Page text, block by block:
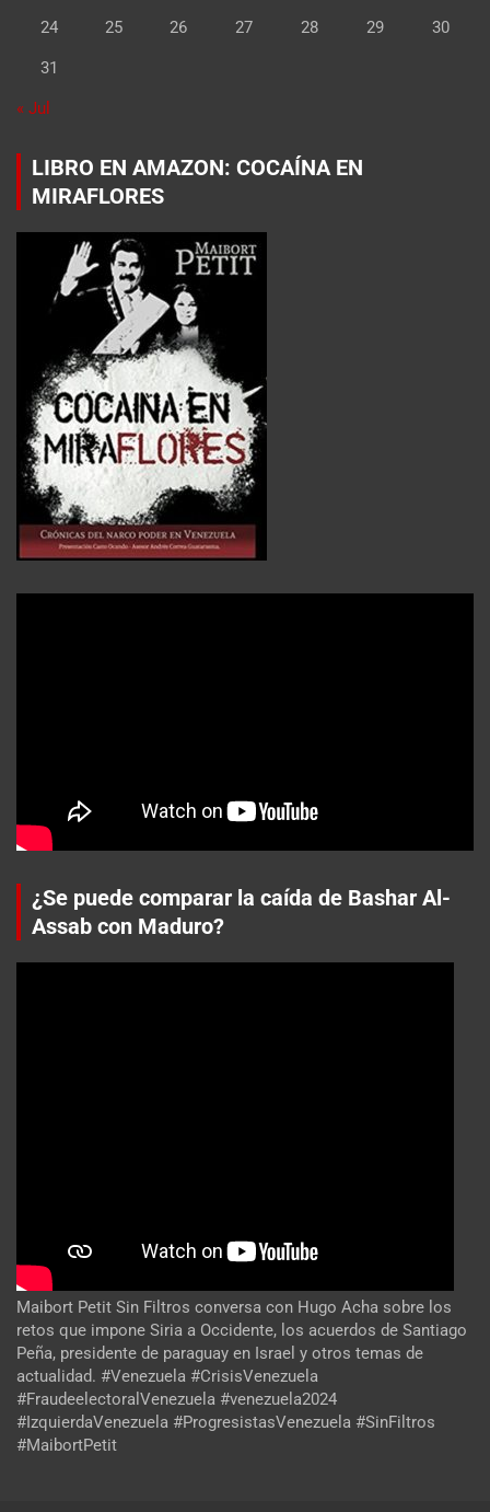
24 25 26 27 28 29 30
31
« Jul
LIBRO EN AMAZON: COCAÍNA EN
MIRAFLORES
¿Se puede comparar la caída de Bashar Al-
Assab con Maduro?
Maibort Petit Sin Filtros conversa con Hugo Acha sobre los
retos que impone Siria a Occidente, los acuerdos de Santiago
Peña, presidente de paraguay en Israel y otros temas de
actualidad. #Venezuela #CrisisVenezuela
#FraudeelectoralVenezuela #venezuela2024
#IzquierdaVenezuela #ProgresistasVenezuela #SinFiltros
#MaibortPetit